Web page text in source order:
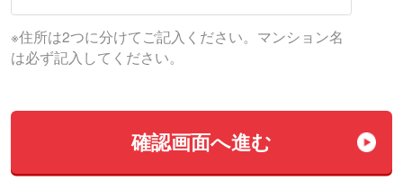
※住所は2つに分けてご記入ください。マンション名
は必ず記入してください。
確認画⾯へ進む